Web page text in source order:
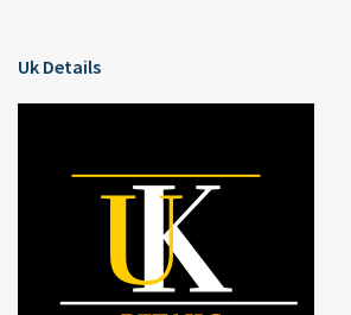
Uk Details